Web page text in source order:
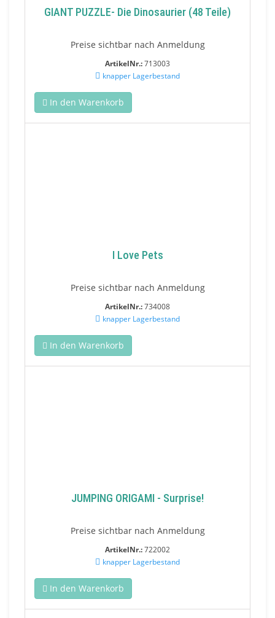
GIANT PUZZLE- Die Dinosaurier (48 Teile)
Preise sichtbar nach Anmeldung
ArtikelNr.:713003
knapper Lagerbestand
In den Warenkorb
I Love Pets
Preise sichtbar nach Anmeldung
ArtikelNr.:734008
knapper Lagerbestand
In den Warenkorb
JUMPING ORIGAMI - Surprise!
Preise sichtbar nach Anmeldung
ArtikelNr.:722002
knapper Lagerbestand
In den Warenkorb